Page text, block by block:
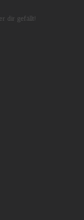
dir gefällt!